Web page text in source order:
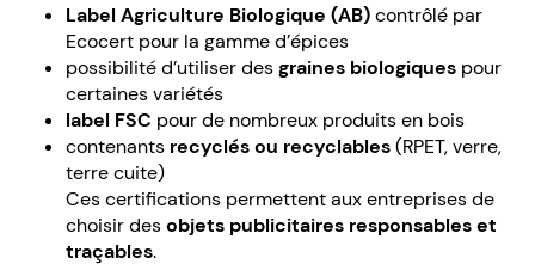
Label Agriculture Biologique (AB)contrôlé par
Ecocert pour la gamme d’épices
possibilité d’utiliser desgraines biologiques pour
certaines variétés
label FSC pour de nombreux produits en bois
contenants recyclés ou recyclables(RPET, verre,
terre cuite)
Ces certifications permettent aux entreprises de
choisir desobjets publicitaires responsables et
traçables.